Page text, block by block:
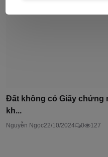
Đất không có Giấy chứng
kh...
Nguyễn Ngọc22/10/2024 0 127